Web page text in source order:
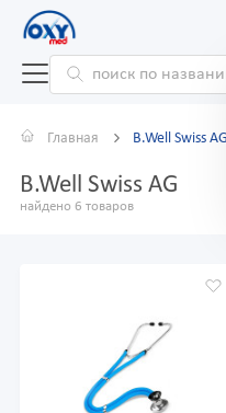
Главная B.Well Swiss AG
B.Well Swiss AG
найдено 6 товаров